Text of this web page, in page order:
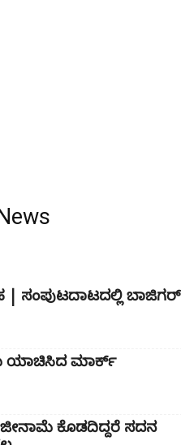
ಸಂಪುಟದಾಟದಲ್ಲಿ ಬಾಜಿಗರ್
ಯಾಚಿಸಿದ ಮಾರ್ಕ್
ಕೊಡದಿದ್ದರೆ ಸದನ